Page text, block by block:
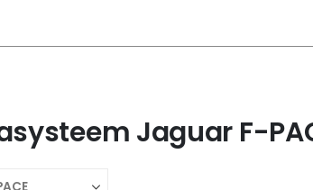
Jaguar F-